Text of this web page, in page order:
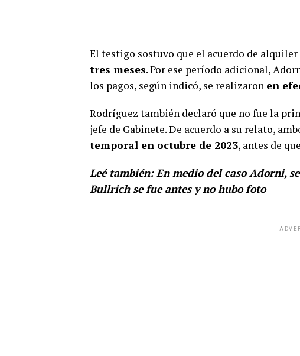
El testigo sostuvo que el acuerdo de alquiler
tres meses. Por ese período adicional,
los pagos, según indicó, se realizaron en
Rodríguez también declaró que no fue la
jefe de Gabinete. De acuerdo a su relato,
temporal en octubre de 2023, antes de
Leé también:En medio del caso Adorni,
Bullrich se fue antes y no hubo foto